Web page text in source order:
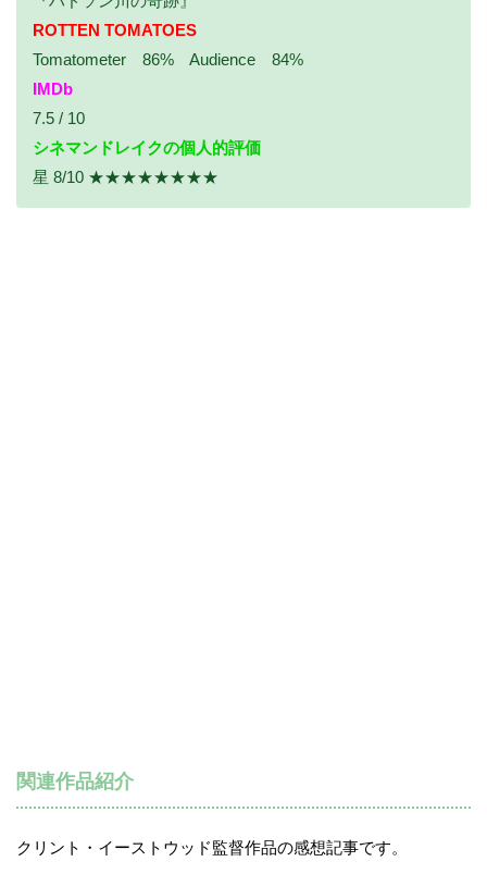
ROTTEN TOMATOES
Tomatometer 86% Audience 84%
IMDb
7.5 / 10
シネマンドレイクの個人的評価
星 8/10 ★★★★★★★★
関連作品紹介
クリント・イーストウッド監督作品の感想記事です。